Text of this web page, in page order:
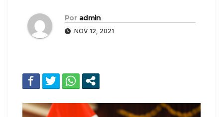
Por admin
NOV 12, 2021